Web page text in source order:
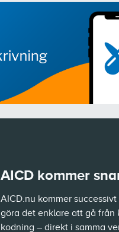
AICD kommer
AICD.nu kommer
göra det enklare att gå
kodning – direkt i samma